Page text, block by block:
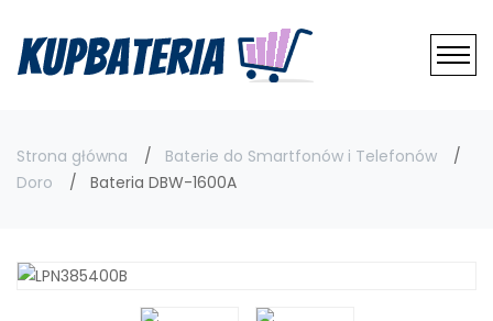
Strona główna
Baterie do Smartfonów i Telefonów
Doro
Bateria DBW-1600A